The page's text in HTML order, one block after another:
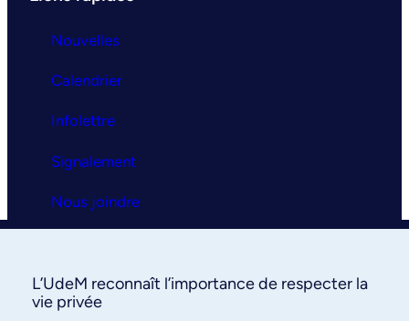
Nouvelles
Calendrier
Infolettre
Signalement
Nous joindre
La clinique
L’UdeM reconnaît l’importance de respecter la
vie privée